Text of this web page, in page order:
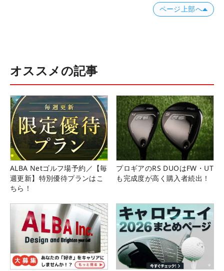
ページ上部へ
オススメの記事
ALBA Netゴルフ場予約／【毎
週更新】特別優待プランはこ
ちら！
プロギアのRS DUOはFW・UT
も完成度が高く購入者続出！